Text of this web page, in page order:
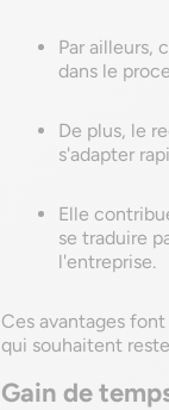
Par ailleurs,
dans le
De plus, le
s'adapter
Elle
se traduire
l'entreprise.
Ces avantages
qui souhaitent
Gain de